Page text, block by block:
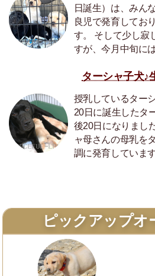
日誕生）は、みん
良児で発育してお
す。 そして少し寂
すが、今月中旬に
ターシャ子犬♪
授乳しているター
20日に誕生したタ
後20日になりまし
ャ母さんの母乳を
調に発育していま
ピックアップオ